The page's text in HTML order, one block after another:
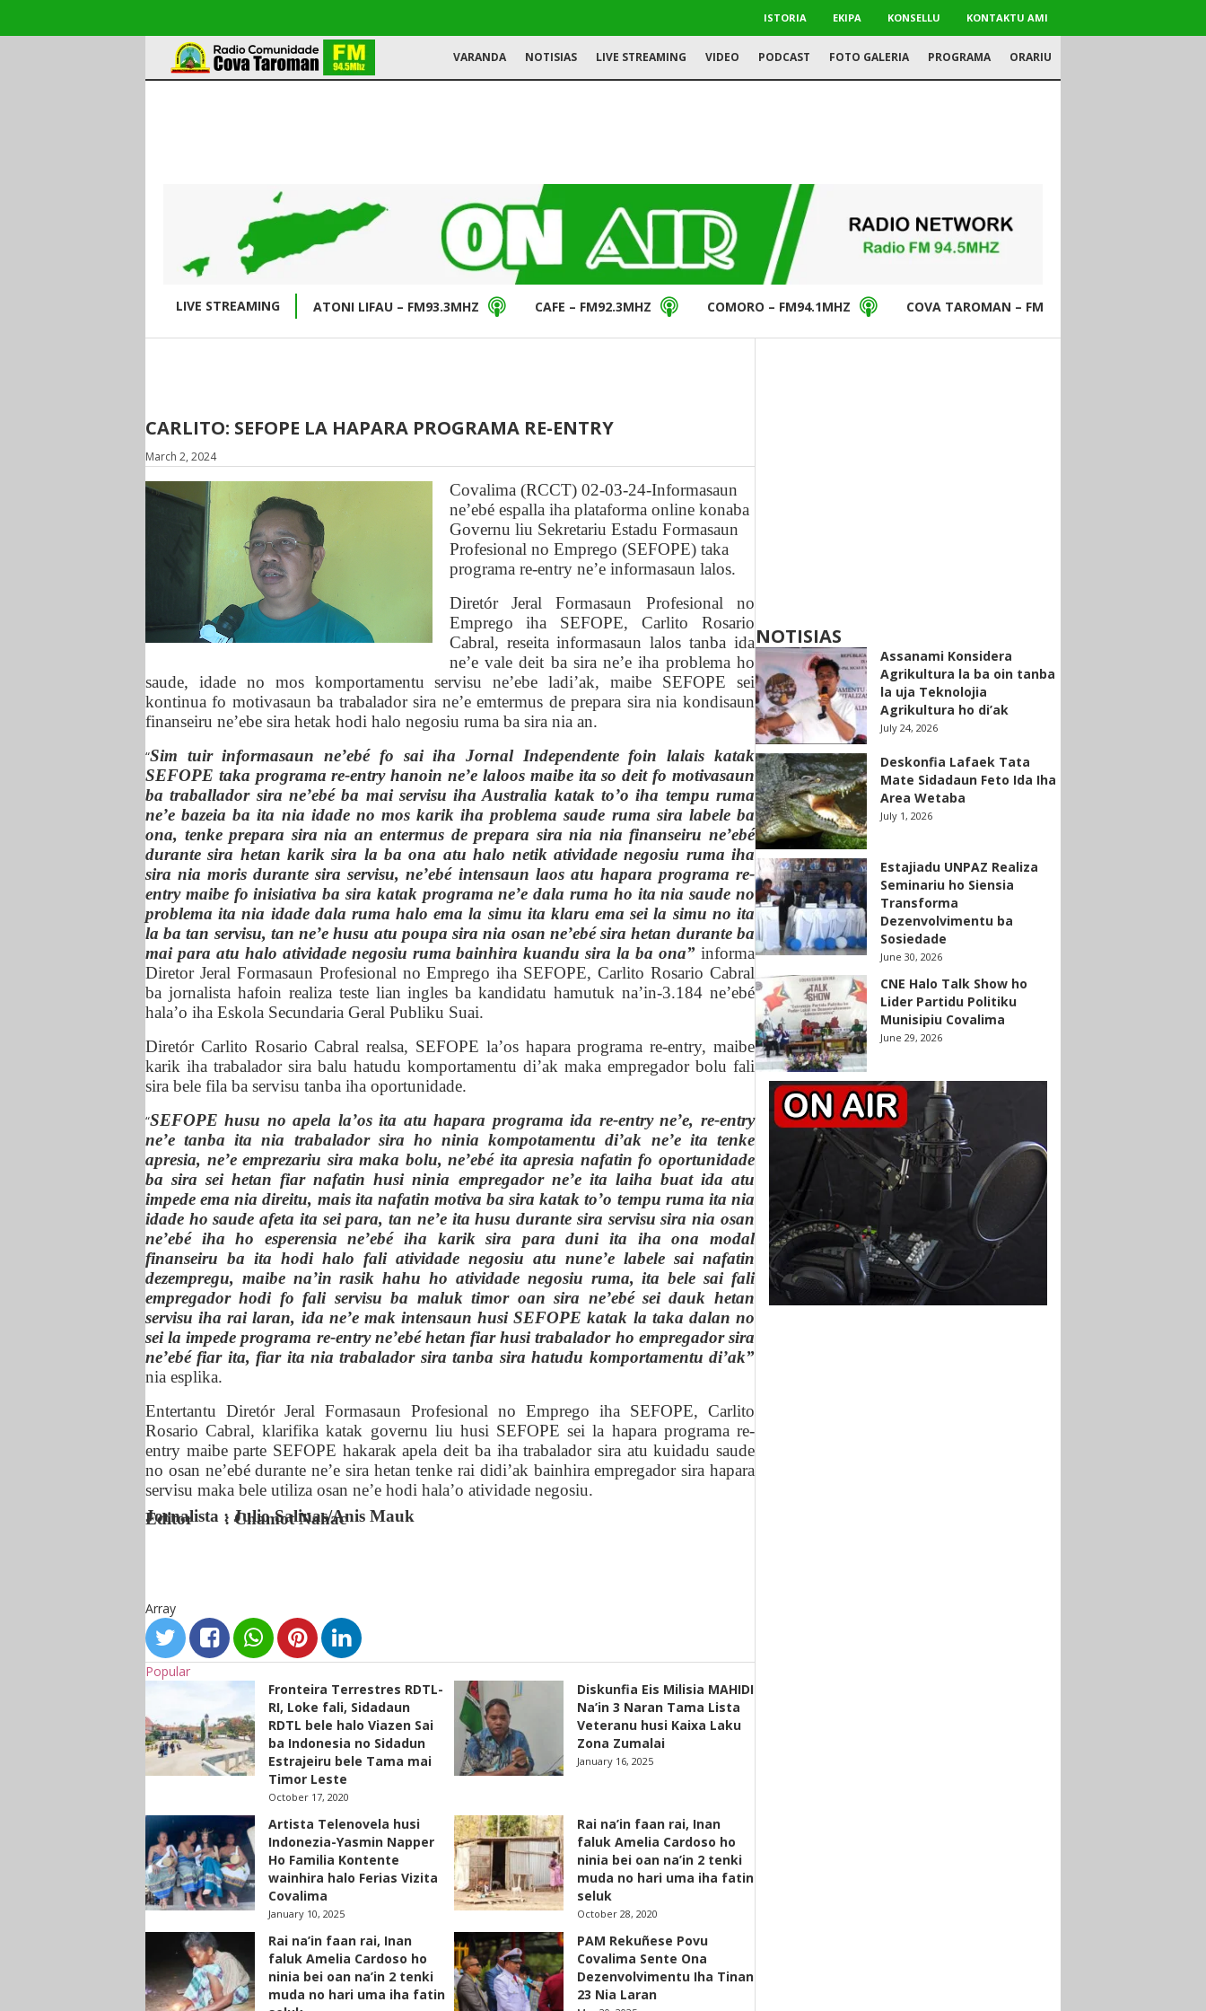
ISTORIA EKIPA KONSELLU KONTAKTU AMI
VARANDA NOTISIAS LIVE STREAMING VIDEO PODCAST FOTO GALERIA PROGRAMA ORARIU
LIVE STREAMING ATONI LIFAU – FM93.3MHZ CAFE – FM92.3MHZ COMORO – FM94.1MHZ COVA TAROMAN – FM94.5MHZ
CARLITO: SEFOPE LA HAPARA PROGRAMA RE-ENTRY
March 2, 2024
Covalima (RCCT) 02-03-24-Informasaun
ne’ebé espalla iha plataforma online konaba
Governu liu Sekretariu Estadu Formasaun
Profesional no Emprego (SEFOPE) taka
programa re-entry ne’e informasaun lalos.
Diretór Jeral Formasaun Profesional no
Emprego iha SEFOPE, Carlito Rosario
Cabral, reseita informasaunlalos tanba ida
ne’e vale deit ba sira ne’e iha problema ho
saude, idade no mos komportamentu servisu ne’ebe ladi’ak, maibe SEFOPE sei
kontinua fo motivasaun ba trabalador sira ne’e emtermus de prepara sira nia kondisaun
finanseiru ne’ebe sira hetak hodi halo negosiu ruma ba sira nia an.
“Sim tuir informasaun ne’ebé fo sai iha Jornal Independente foin lalais katak
SEFOPE taka programa re-entry hanoin ne’e laloos maibe ita so deit fo motivasaun
ba traballador sira ne’ebé ba mai servisu iha Australia katak to’o iha tempu ruma
ne’e bazeia ba ita nia idade no mos karik iha problema saude ruma sira labele ba
ona, tenke prepara sira nia an entermus de prepara sira nia nia finanseiru ne’ebé
durante sira hetan karik sira la ba ona atu halo netik atividade negosiu ruma iha
sira nia moris durante sira servisu, ne’ebé intensaun laos atu hapara programa re-
entry maibe fo inisiativa ba sira katak programa ne’e dala ruma ho ita nia saude no
problema ita nia idade dala ruma halo ema la simu ita klaru ema sei la simu no ita
la ba tan servisu, tan ne’e husu atu poupa sira nia osan ne’ebé sira hetan durante ba
mai para atu halo atividade negosiu ruma bainhira kuandu sira la ba ona” informa
Diretor Jeral Formasaun Profesional no Emprego iha SEFOPE, Carlito Rosario Cabral
ba jornalista hafoin realiza teste lian ingles ba kandidatu hamutuk na’in-3.184 ne’ebé
hala’o iha Eskola Secundaria Geral Publiku Suai.
Diretór Carlito Rosario Cabral realsa, SEFOPE la’os hapara programa re-entry, maibe
karik iha trabalador sira balu hatudu komportamentu di’ak maka empregadorbolu fali
sira bele fila ba servisu tanba iha oportunidade.
“SEFOPE husu no apela la’os ita atu hapara programa ida re-entry ne’e, re-entry
ne’e tanba ita nia trabalador sira ho ninia kompotamentu di’ak ne’e ita tenke
apresia, ne’e emprezariu sira maka bolu, ne’ebé ita apresia nafatin fo oportunidade
ba sira sei hetan fiar nafatin husi ninia empregador ne’e ita laiha buat ida atu
impede ema nia direitu, mais ita nafatin motiva ba sira katak to’o tempu ruma ita nia
idade ho saude afeta ita sei para, tan ne’e ita husu durante sira servisu sira nia osan
ne’ebé iha ho esperensia ne’ebé iha karik sira para duni ita iha ona modal
finanseiru ba ita hodi halo fali atividade negosiu atu nune’e labele sai nafatin
dezempregu, maibe na’in rasik hahu ho atividade negosiu ruma, ita bele sai fali
empregador hodi fo fali servisu ba maluk timor oan sira ne’ebé sei dauk hetan
servisu iha rai laran, ida ne’e mak intensaun husi SEFOPE katak la taka dalan no
sei la impede programa re-entry ne’ebé hetan fiar husi trabalador ho empregador sira
ne’ebé fiar ita, fiar ita nia trabalador sira tanba sira hatudu komportamentu di’ak”
nia esplika.
Entertantu Diretór Jeral Formasaun Profesional no Emprego iha SEFOPE, Carlito
Rosario Cabral, klarifika katak governu liu husi SEFOPE sei la hapara programa re-
entry maibe parte SEFOPE hakarak apela deit ba iha trabalador sira atu kuidadu saude
no osan ne’ebé durante ne’e sira hetan tenke rai didi’ak bainhira empregador sira hapara
servisu maka bele utiliza osan ne’e hodi hala’o atividade negosiu.
Jornalista : Julio Salinas/Anis Mauk
Editor : Chamot Nahac
Array
Popular
Fronteira Terrestres RDTL-
RI, Loke fali, Sidadaun
RDTL bele halo Viazen Sai
ba Indonesia no Sidadun
Estrajeiru bele Tama mai
Timor Leste
October 17, 2020
Diskunfia Eis Milisia MAHIDI
Na’in 3 Naran Tama Lista
Veteranu husi Kaixa Laku
Zona Zumalai
January 16, 2025
Artista Telenovela husi
Indonezia-Yasmin Napper
Ho Familia Kontente
wainhira halo Ferias Vizita
Covalima
January 10, 2025
Rai na’in faan rai, Inan
faluk Amelia Cardoso ho
ninia bei oan na’in 2 tenki
muda no hari uma iha fatin
seluk
October 28, 2020
Rai na’in faan rai, Inan
faluk Amelia Cardoso ho
ninia bei oan na’in 2 tenki
muda no hari uma iha fatin
PAM Rekuñese Povu
Covalima Sente Ona
Dezenvolvimentu Iha Tinan
23 Nia Laran
NOTISIAS
Assanami Konsidera
Agrikultura la ba oin tanba
la uja Teknolojia
Agrikultura ho di’ak
July 24, 2026
Deskonfia Lafaek Tata
Mate Sidadaun Feto Ida Iha
Area Wetaba
July 1, 2026
Estajiadu UNPAZ Realiza
Seminariu ho Siensia
Transforma
Dezenvolvimentu ba
Sosiedade
June 30, 2026
CNE Halo Talk Show ho
Lider Partidu Politiku
Munisipiu Covalima
June 29, 2026